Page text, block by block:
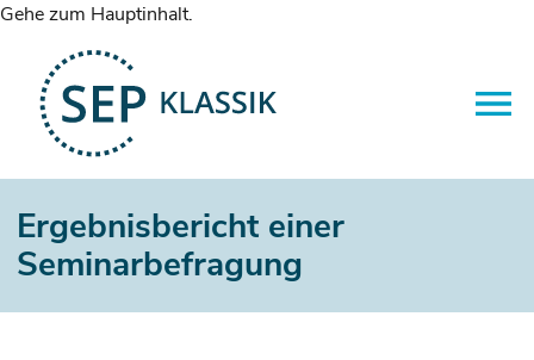
Gehe zum Hauptinhalt.
Ergebnisbericht einer
Seminarbefragung